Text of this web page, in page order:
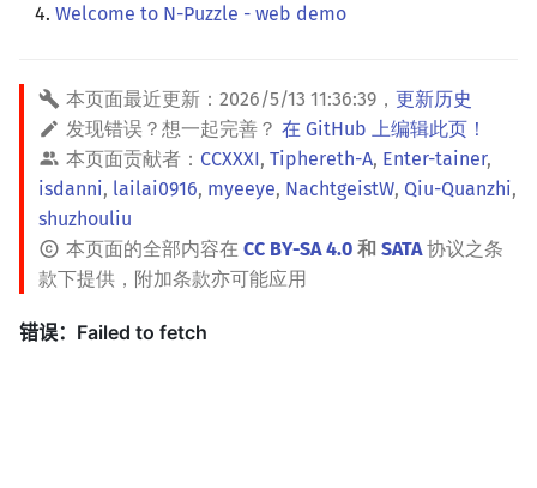
Welcome to N-Puzzle - web demo
本页面最近更新： 2026/5/13 11:36:39 ， 更新历史
发现错误？想一起完善？ 在 GitHub 上编辑此页！
本页面贡献者： CCXXXI, Tiphereth-A, Enter-tainer,
isdanni, lailai0916, myeeye, NachtgeistW, Qiu-Quanzhi,
shuzhouliu
本页面的全部内容在 CC BY-SA 4.0 和 SATA协议之条
款下提供，附加条款亦可能应用